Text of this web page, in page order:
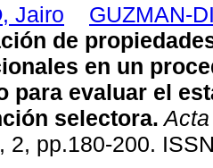
Jairo
GUZMAN-
de
en un
para evaluar el
selectora.
2, pp.180-200.